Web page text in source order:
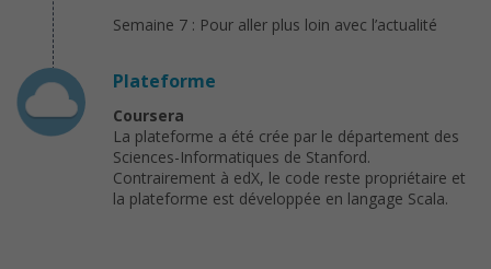
Semaine 7 : Pour aller plus loin avec l’actualité
Plateforme
Coursera
La plateforme a été crée par le département des
Sciences-Informatiques de Stanford.
Contrairement à edX, le code reste propriétaire et
la plateforme est développée en langage Scala.